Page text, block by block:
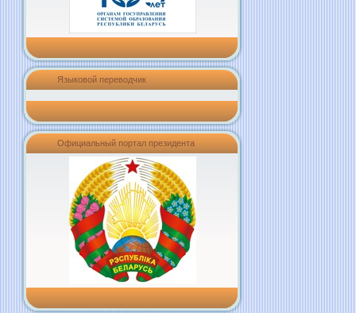
Языковой переводчик
Официальный портал президента